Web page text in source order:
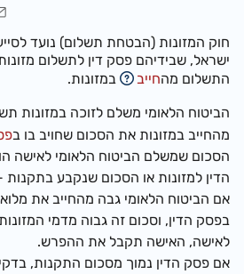
חוק המזונות (הבטחת תשלום) נועד לסייע
ישראל, שבידיהם פסק דין לתשלום
התשלום מהחייב
במזונות.
הביטוח הלאומי משלם לזוכה במזונות
מהחייב במזונות את הסכום שחויב בו ב
הסכום שמשלם הביטוח הלאומי לאישה
הדין למזונות או הסכום שנקבע בתקנות -
אם הביטוח הלאומי גבה מהחייב את מלוא
בפסק הדין, וסכום זה גבוה מדמי
לאישה, האישה תקבל את ההפרש.
אם פסק הדין נמוך מסכום התקנות, בדקי